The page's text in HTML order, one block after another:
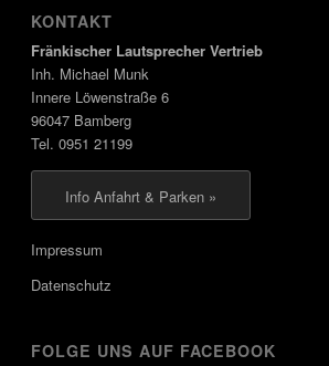
KONTAKT
Fränkischer Lautsprecher Vertrieb
Inh. Michael Munk
Innere Löwenstraße 6
96047 Bamberg
Tel. 0951 21199
Info Anfahrt & Parken »
Impressum
Datenschutz
FOLGE UNS AUF FACEBOOK